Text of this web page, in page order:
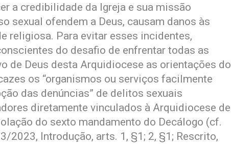
a credibilidade da Igreja e sua missão
sexual ofendem a Deus, causam danos às
religiosa. Para evitar esses incidentes,
do desafio de enfrentar todas as
de Deus desta Arquidiocese as orientações do
os “organismos ou serviços facilmente
das denúncias” de delitos sexuais
diretamente vinculados à Arquidiocese de
do sexto mandamento do Decálogo (cf.
2023, Introdução, arts. 1, §1; 2, §1; Rescrito,